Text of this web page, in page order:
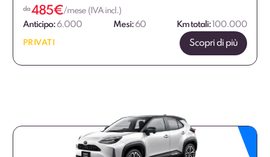
da 485€/mese (IVA incl.)
Anticipo: 6.000 Mesi: 60 Km totali: 100.000
PRIVATI Scopri di più